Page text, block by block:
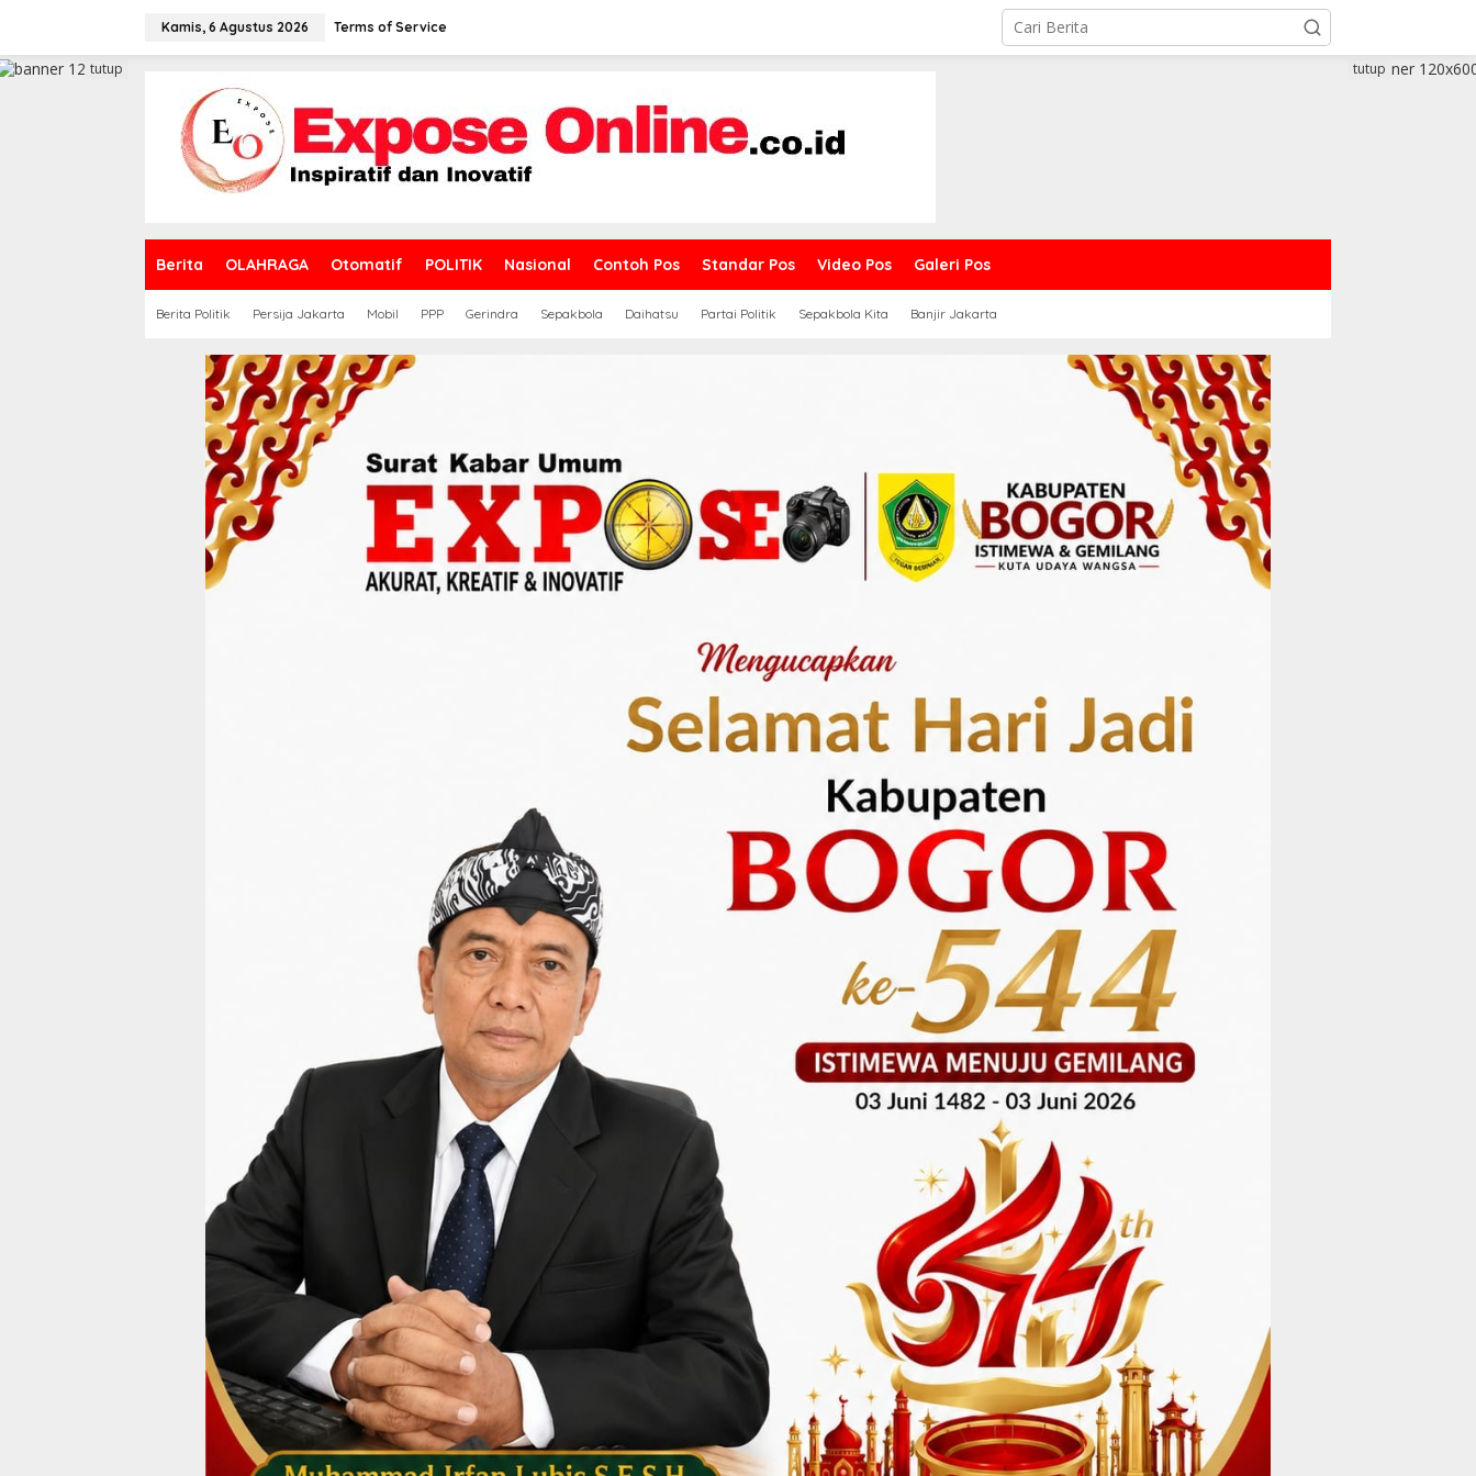
a
Kamis, 6 Agustus 2026 Terms of Service
Berita OLAHRAGA Otomatif POLITIK Nasional Contoh Pos Standar Pos Video Pos Galeri Pos
Berita Politik Persija Jakarta Mobil PPP Gerindra Sepakbola Daihatsu Partai Politik Sepakbola Kita Banjir Jakarta
tutup tutup